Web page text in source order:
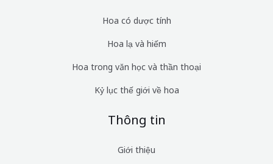
Hoa có dược tính
Hoa lạ và hiếm
Hoa trong văn học và thần thoại
Kỷ lục thế giới về hoa
Thông tin
Giới thiệu